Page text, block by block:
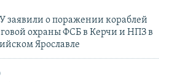
заявили о поражении кораблей
охраны ФСБ в Керчи и НПЗ в
Ярославле